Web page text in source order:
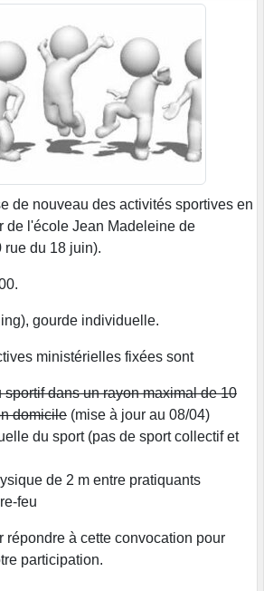
de nouveau des activités sportives en
de l'école Jean Madeleine de
rue du 18 juin).
gourde individuelle.
ministérielles fixées sont
sportif dans un rayon maximal de 10
domicile (mise à jour au 08/04)
du sport (pas de sport collectif et
de 2 m entre pratiquants
feu
répondre à cette convocation pour
participation.